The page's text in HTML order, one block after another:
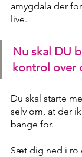
amygdala der
live.
Nu skal DU
kontrol over
Du skal starte
selv om, at der
bange for.
Sæt dig ned i ro